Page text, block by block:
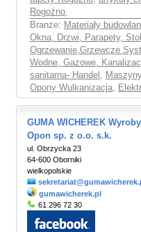
Rogoźno,
Branże: Materiały
Okna, Drzwi, Parapety,
Ogrzewanie,Grzewcze
Wodne, Gazowe,
sanitarna- Handel ,
Opony Wulkanizacja,
GUMA WICHEREK
Opon sp. z o.o. s.k.
ul. Obrzycka 23
64-600 Oborniki
wielkopolskie
gumawicherek.pl
61 296 72 30